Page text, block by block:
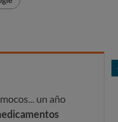
un año